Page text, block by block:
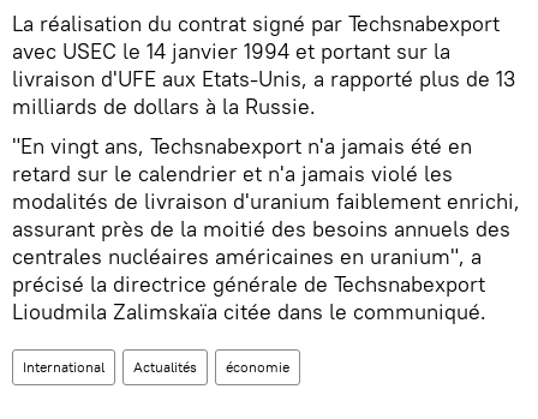
La réalisation du contrat signé par Techsnabexport
avec USEC le 14 janvier 1994 et portant sur la
livraison d'UFE aux Etats-Unis, a rapporté plus de 13
milliards de dollars à la Russie.
"En vingt ans, Techsnabexport n'a jamais été en
retard sur le calendrier et n'a jamais violé les
modalités de livraison d'uranium faiblement enrichi,
assurant près de la moitié des besoins annuels des
centrales nucléaires américaines en uranium", a
précisé la directrice générale de Techsnabexport
Lioudmila Zalimskaïa citée dans le communiqué.
International Actualités économie